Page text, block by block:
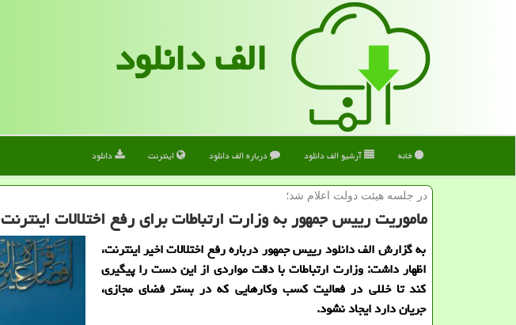
الف دانلود
خانه آرشیو الف دانلود درباره الف دانلود اینترنت دانلود
در جلسه هیئت دولت اعلام شد؛
ماموریت رییس جمهور به وزارت ارتباطات برای رفع اختلالات اینترنت
به گزارش الف دانلود رییس جمهور درباره رفع اختلالات اخیر اینترنت،
اظهار داشت: وزارت ارتباطات با دقت مواردی از این دست را پیگیری
کند تا خللی در فعالیت کسب وکارهایی که در بستر فضای مجازی،
جریان دارد ایجاد نشود.